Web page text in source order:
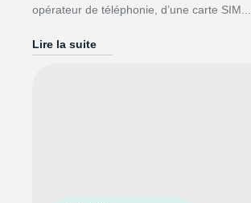
opérateur de téléphonie, d’une carte SIM...
Lire la suite